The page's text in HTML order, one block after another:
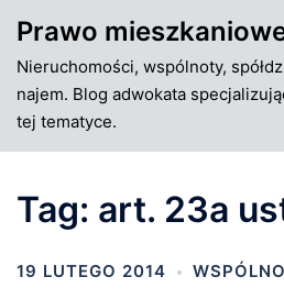
do
treści
Prawo
Nieruchomości, wspólnoty,
najem. Blog adwokata
tej tematyce.
Tag: art. 23a
19 LUTEGO 2014